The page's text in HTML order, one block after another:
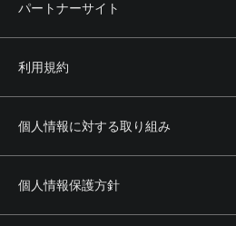
パートナーサイト
利用規約
個人情報に対する取り組み
個人情報保護方針